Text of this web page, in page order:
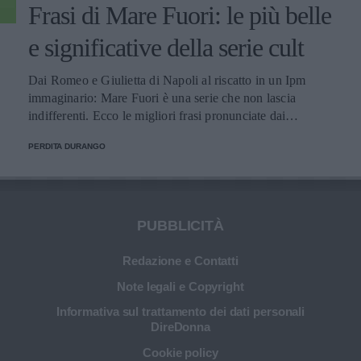
Frasi di Mare Fuori: le più belle
e significative della serie cult
Dai Romeo e Giulietta di Napoli al riscatto in un Ipm
immaginario: Mare Fuori è una serie che non lascia
indifferenti. Ecco le migliori frasi pronunciate dai
PERDITA DURANGO
PUBBLICITÀ
Redazione e Contatti
Note legali e Copyright
Informativa sul trattamento dei dati personali
DireDonna
Cookie policy